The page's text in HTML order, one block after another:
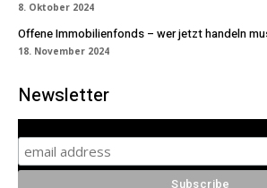
8. Oktober 2024
Offene Immobilienfonds – wer jetzt handeln
18. November 2024
Newsletter